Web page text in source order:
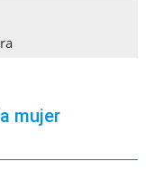
mujer